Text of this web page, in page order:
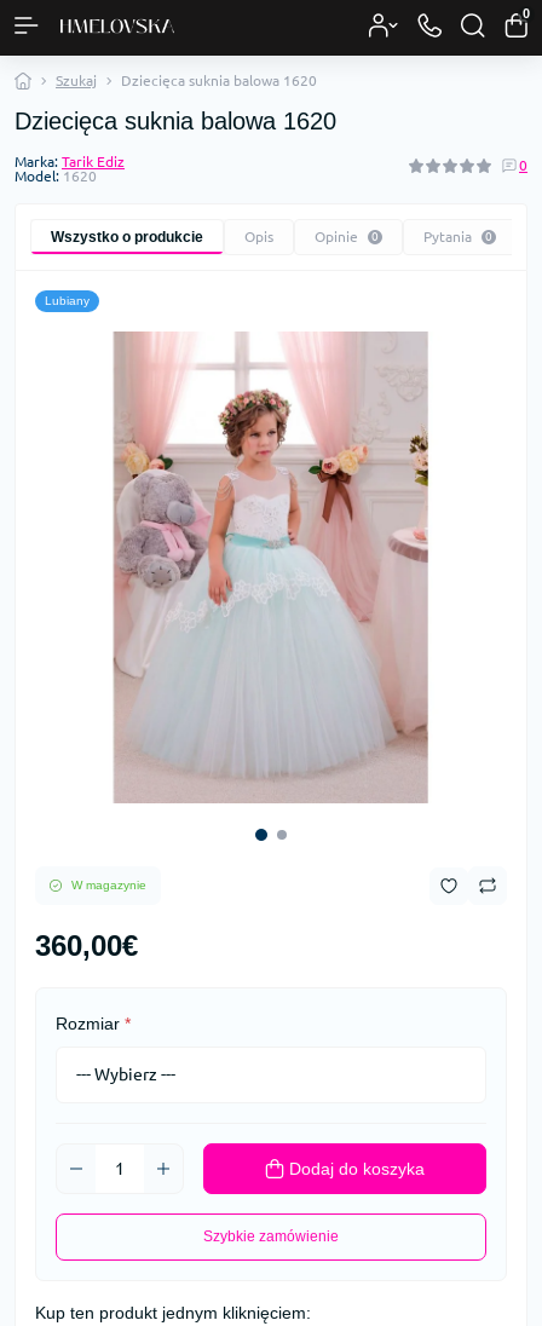
0
Szukaj Dziecięca suknia balowa 1620
Dziecięca suknia balowa 1620
Marka: Tarik Ediz
Model: 1620
0
Wszystko o produkcie Opis Opinie 0 Pytania 0
Lubiany
W magazynie
360,00€
Rozmiar *
Dodaj do koszyka
Szybkie zamówienie
Kup ten produkt jednym kliknięciem: